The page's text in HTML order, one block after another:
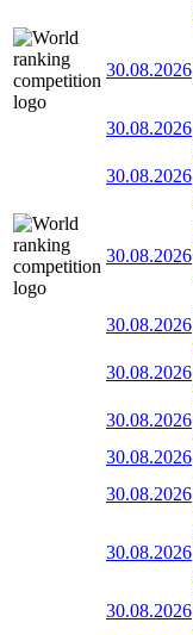
30.08.2026
30.08.2026
30.08.2026
30.08.2026
30.08.2026
30.08.2026
30.08.2026
30.08.2026
30.08.2026
30.08.2026
30.08.2026